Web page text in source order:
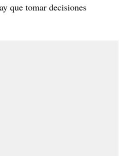
que tomar decisiones